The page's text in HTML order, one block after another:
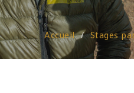
Accueil Stages